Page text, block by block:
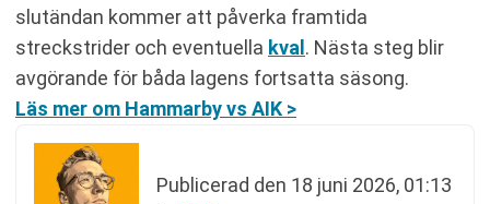
slutändan kommer att påverka framtida
streckstrider och eventuella kval . Nästa steg blir
avgörande för båda lagens fortsatta säsong.
Läs mer om Hammarby vs AIK >
Publicerad den 18 juni 2026, 01:13